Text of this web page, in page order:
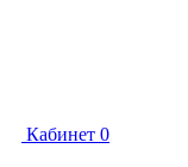
Кабинет 0